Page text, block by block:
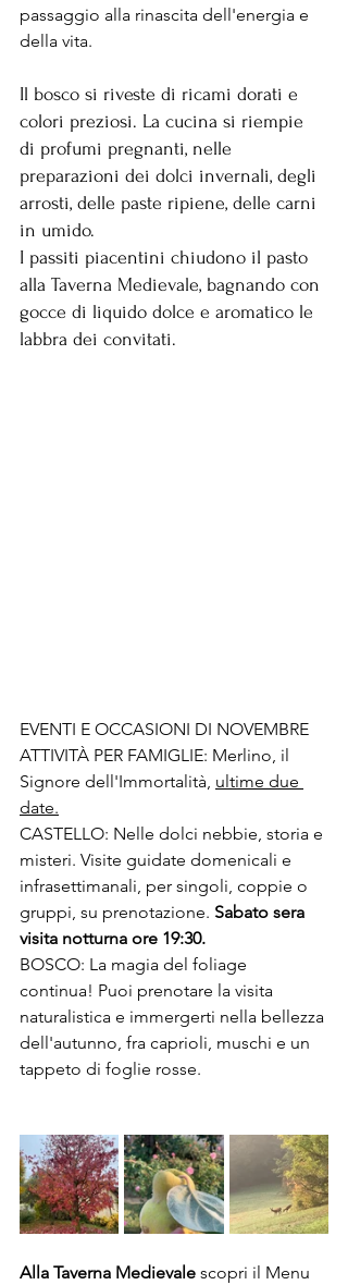
passaggio alla rinascita dell'energia e
della vita.
Il bosco si riveste di ricami dorati e
colori preziosi. La cucina si riempie
di profumi pregnanti, nelle
preparazioni dei dolci invernali, degli
arrosti, delle paste ripiene, delle carni
in umido.
I passiti piacentini chiudono il pasto
alla Taverna Medievale, bagnando con
gocce di liquido dolce e aromatico le
labbra dei convitati.
EVENTI E OCCASIONI DI NOVEMBRE
ATTIVITÀ PER FAMIGLIE: Merlino, il
Signore dell'Immortalità, ultime due
date.
CASTELLO: Nelle dolci nebbie, storia e
misteri. Visite guidate domenicali e
infrasettimanali, per singoli, coppie o
gruppi, su prenotazione. Sabato sera
visita notturna ore 19:30.
BOSCO: La magia del foliage
continua! Puoi prenotare la visita
naturalistica e immergerti nella bellezza
dell'autunno, fra caprioli, muschi e un
tappeto di foglie rosse.
Alla Taverna Medievale scopri il Menu